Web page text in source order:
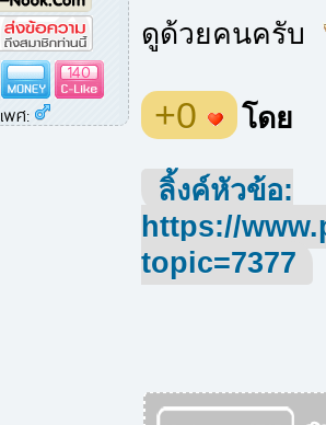
140
เพศ:
ดูด้วยคนครับ
+0 โดย
ลิ้งค์หัวข้อ:
https://
topic=7377